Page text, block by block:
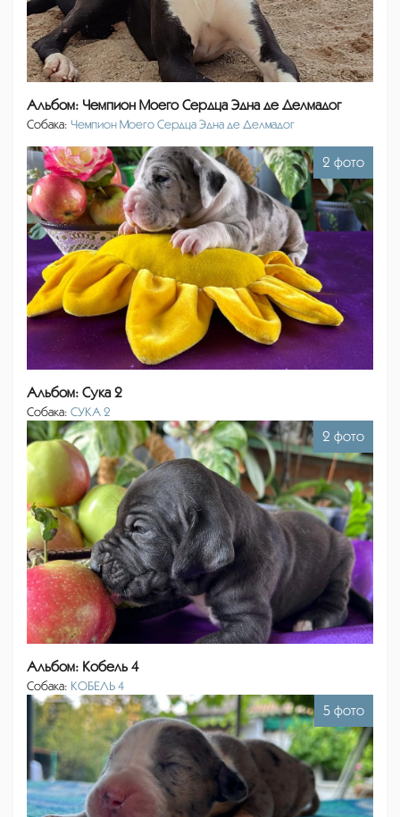
Альбом: Чемпион Моего Сердца Эдна де Делмадог
Собака: Чемпион Моего Сердца Эдна де Делмадог
2 фото
Альбом: Сука 2
Собака: СУКА 2
2 фото
Альбом: Кобель 4
Собака: КОБЕЛЬ 4
5 фото